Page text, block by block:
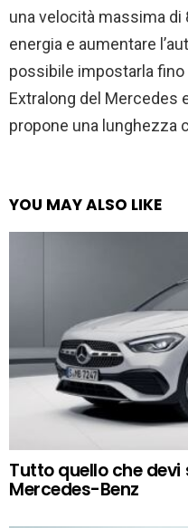
una velocità massima
energia e aumentare
possibile impostarla
Extralong del Mercedes
propone una lunghezza
YOU MAY ALSO LIKE
Tutto quello che
Mercedes-Benz